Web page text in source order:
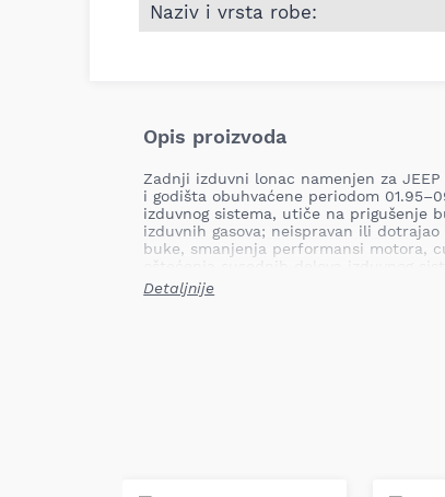
Naziv i vrsta robe:
Opis proizvoda
Zadnji izduvni lonac namenjen za JEEP
i godišta obuhvaćene periodom
izduvnog sistema, utiče na prigušenje
izduvnih gasova; neispravan ili
buke, smanjenja performansi motora,
Mesto ugradnje: zadnji
obezbeđujući odgovarajuće
odstupanja od originalnih dimenzija i
Detaljnije